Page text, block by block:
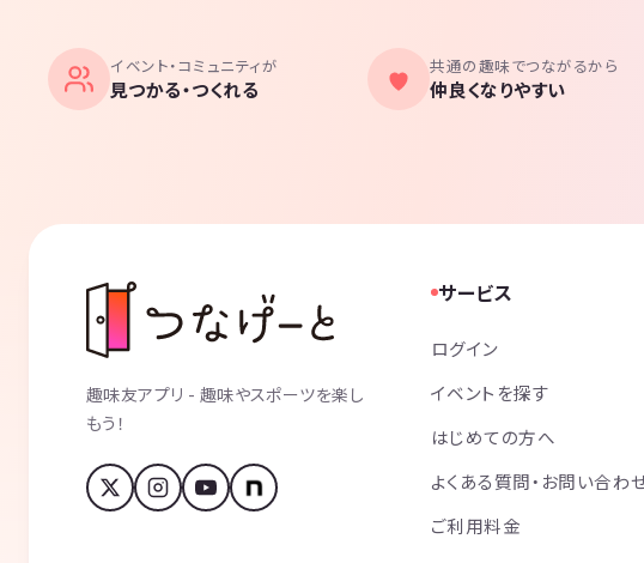
イベント・コミュニティが
見つかる・つくれる
共通の趣味でつながるから
仲良くなりやすい
趣味友アプリ - 趣味やスポーツを楽し
もう！
サービス
ログイン
イベントを探す
はじめての方へ
よくある質問・お問い合わ
ご利用料金